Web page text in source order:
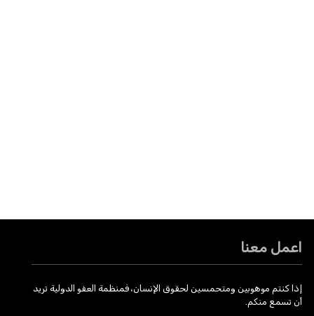
اعمل معنا
إذا كنتم موهوبين ومتحمسين لحقوق الإنسان، فمنظمة العفو الدولية تريد
أن تسمع منكم.